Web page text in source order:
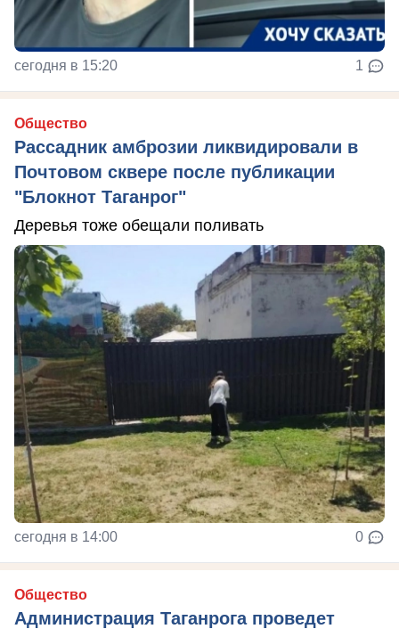
сегодня в 15:20 1
Общество
Рассадник амброзии ликвидировали в
Почтовом сквере после публикации
"Блокнот Таганрог"
Деревья тоже обещали поливать
сегодня в 14:00 0
Общество
Администрация Таганрога проведет